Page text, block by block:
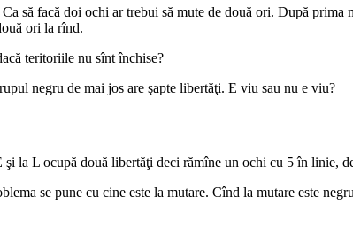
să facă doi ochi ar trebui să mute de două ori. După
ori la rînd.
teritoriile nu sînt închise?
negru de mai jos are şapte libertăţi. E viu sau nu e viu?
la L ocupă două libertăţi deci rămîne un ochi cu 5 în linie,
se pune cu cine este la mutare. Cînd la mutare este